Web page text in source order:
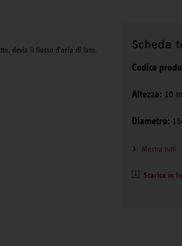
devia il flusso d'aria di lato. Scheda
Codice
Altezza: 10
Diametro:
Mostra tutti
Scarica in